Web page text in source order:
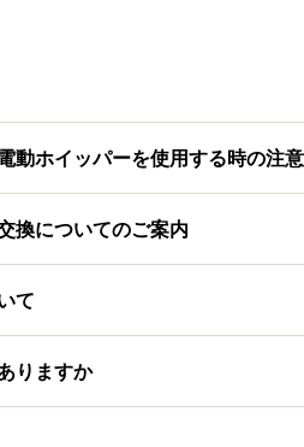
動ホイッパーを使用する時の注
換についてのご案内
て
りますか